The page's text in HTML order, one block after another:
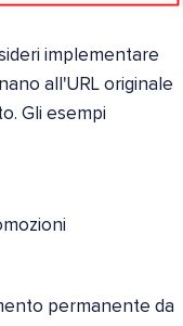
implementare
all'URL originale
Gli esempi
permanente da